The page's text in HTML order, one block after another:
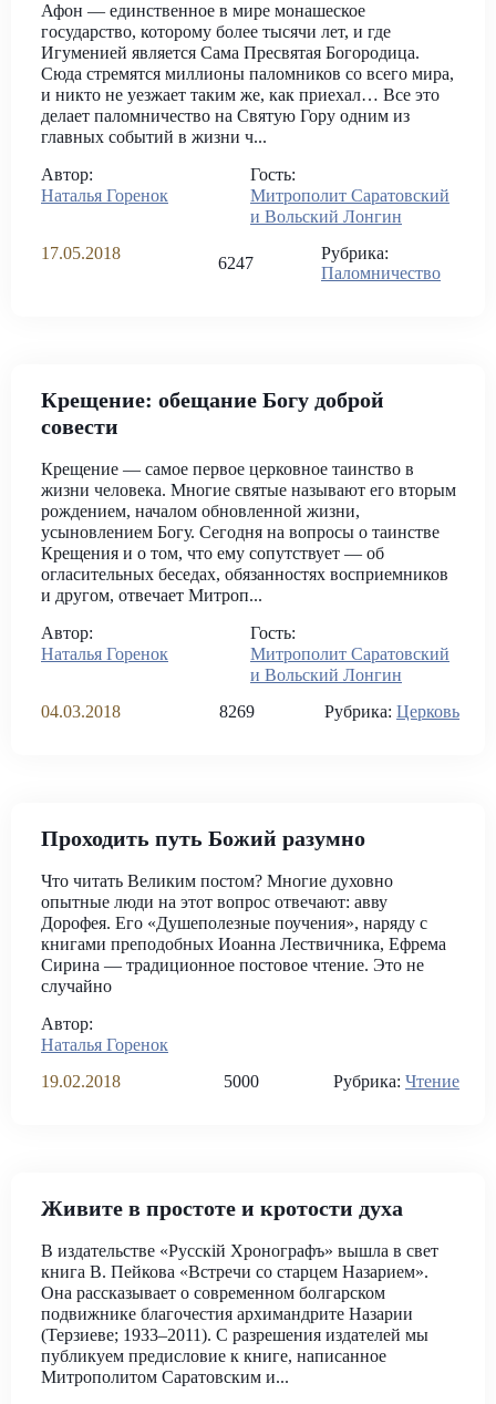
Афон — единственное в мире монашеское
государство, которому более тысячи лет, и где
Игуменией является Сама Пресвятая Богородица.
Сюда стремятся миллионы паломников со всего мира,
и никто не уезжает таким же, как приехал… Все это
делает паломничество на Святую Гору одним из
главных событий в жизни ч...
Автор:
Наталья Горенок
Гость:
Митрополит Саратовский
и Вольский Лонгин
17.05.2018
6247
Рубрика:
Паломничество
Крещение: обещание Богу доброй
совести
Крещение — самое первое церковное таинство в
жизни человека. Многие святые называют его вторым
рождением, началом обновленной жизни,
усыновлением Богу. Сегодня на вопросы о таинстве
Крещения и о том, что ему сопутствует — об
огласительных беседах, обязанностях восприемников
и другом, отвечает Митроп...
Автор:
Наталья Горенок
Гость:
Митрополит Саратовский
и Вольский Лонгин
04.03.2018
8269 Рубрика: Церковь
Проходить путь Божий разумно
Что читать Великим постом? Многие духовно
опытные люди на этот вопрос отвечают: авву
Дорофея. Его «Душеполезные поучения», наряду с
книгами преподобных Иоанна Лествичника, Ефрема
Сирина — традиционное постовое чтение. Это не
случайно
Автор:
Наталья Горенок
19.02.2018
5000 Рубрика: Чтение
Живите в простоте и кротости духа
В издательстве «Русскiй Хронографъ» вышла в свет
книга В. Пейкова «Встречи со старцем Назарием».
Она рассказывает о современном болгарском
подвижнике благочестия архимандрите Назарии
(Терзиеве; 1933–2011). С разрешения издателей мы
публикуем предисловие к книге, написанное
Митрополитом Саратовским и...